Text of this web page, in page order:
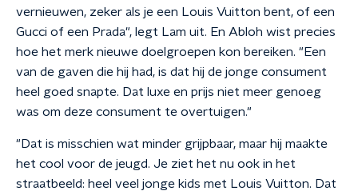
vernieuwen, zeker als je een Louis Vuitton bent, of een
Gucci of een Prada", legt Lam uit. En Abloh wist precies
hoe het merk nieuwe doelgroepen kon bereiken. "Een
van de gaven die hij had, is dat hij de jonge consument
heel goed snapte. Dat luxe en prijs niet meer genoeg
was om deze consument te overtuigen."
"Dat is misschien wat minder grijpbaar, maar hij maakte
het cool voor de jeugd. Je ziet het nu ook in het
straatbeeld: heel veel jonge kids met Louis Vuitton. Dat